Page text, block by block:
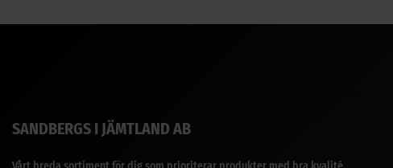
SANDBERGS I JÄMTLAND AB